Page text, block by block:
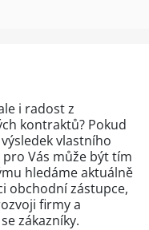
i radost z
kontraktů? Pokud
vlastního
pro Vás může být tím
hledáme aktuálně
obchodní zástupce,
firmy a
zákazníky.